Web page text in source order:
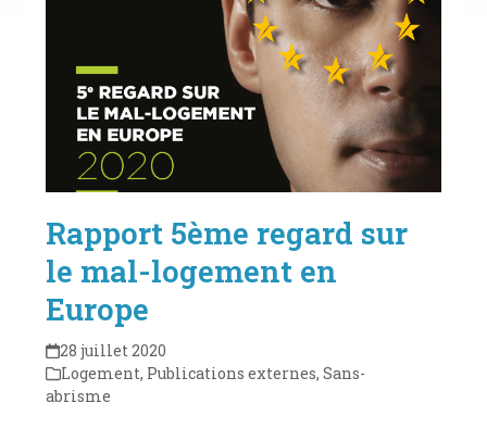
Rapport 5ème regard sur
le mal-logement en
Europe
28 juillet 2020
Logement, Publications externes,Sans-
abrisme